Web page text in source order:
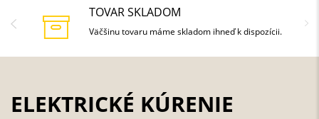
TOVAR SKLADOM
Väčšinu tovaru máme skladom ihneď k dispozícii.
ELEKTRICKÉ KÚRENIE